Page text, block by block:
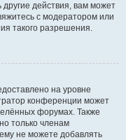
действия, вам может
с модератором или
такого разрешения.
на уровне
конференции может
форумах. Также
только членам
не можете добавлять